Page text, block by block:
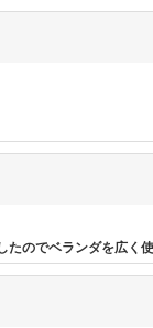
のでベランダを広く